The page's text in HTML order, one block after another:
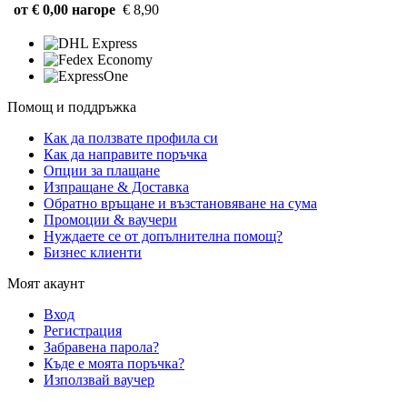
от € 0,00 нагоре € 8,90
Помощ и поддръжка
Как да ползвате профила си
Как да направите поръчка
Опции за плащане
Изпращане & Доставка
Обратно връщане и възстановяване на сума
Промоции & ваучери
Нуждаете се от допълнителна помощ?
Бизнес клиенти
Моят акаунт
Вход
Регистрация
Забравена парола?
Къде е моята поръчка?
Използвай ваучер